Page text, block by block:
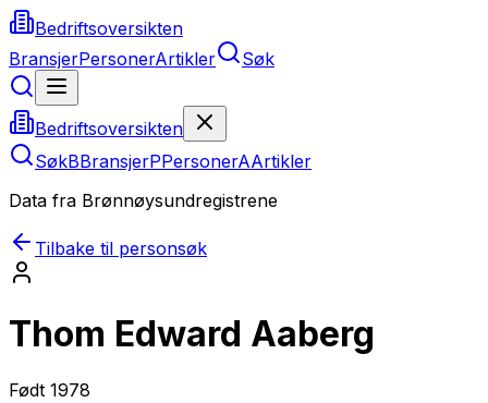
Bedriftsoversikten
BransjerPersonerArtikler Søk
Bedriftsoversikten
SøkBBransjerPPersonerAArtikler
Data fra Brønnøysundregistrene
Tilbake til personsøk
Thom Edward Aaberg
Født 1978